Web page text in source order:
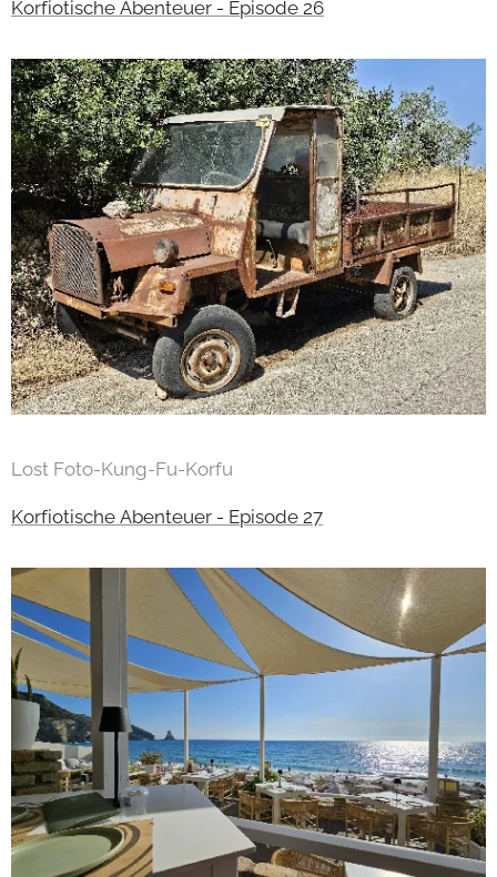
Korfiotische Abenteuer - Episode 26
Lost Foto-Kung-Fu-Korfu
Korfiotische Abenteuer - Episode 27